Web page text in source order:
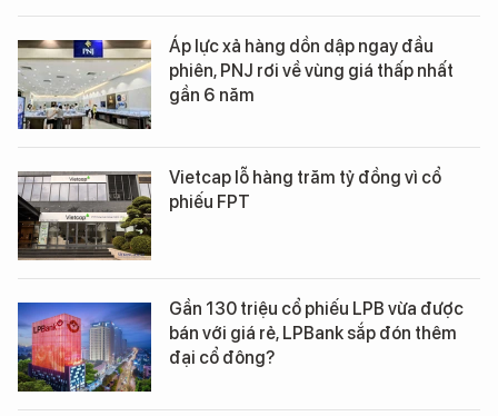
Áp lực xả hàng dồn dập ngay đầu
phiên, PNJ rơi về vùng giá thấp nhất
gần 6 năm
Vietcap lỗ hàng trăm tỷ đồng vì cổ
phiếu FPT
Gần 130 triệu cổ phiếu LPB vừa được
bán với giá rẻ, LPBank sắp đón thêm
đại cổ đông?